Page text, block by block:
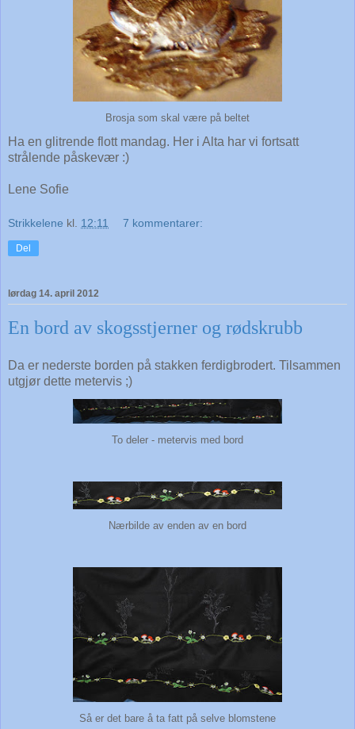
Brosja som skal være på beltet
Ha en glitrende flott mandag. Her i Alta har vi fortsatt
strålende påskevær :)
Lene Sofie
Strikkelene kl. 12:11 7 kommentarer:
Del
lørdag 14. april 2012
En bord av skogsstjerner og rødskrubb
Da er nederste borden på stakken ferdigbrodert. Tilsammen
utgjør dette metervis ;)
To deler - metervis med bord
Nærbilde av enden av en bord
Så er det bare å ta fatt på selve blomstene